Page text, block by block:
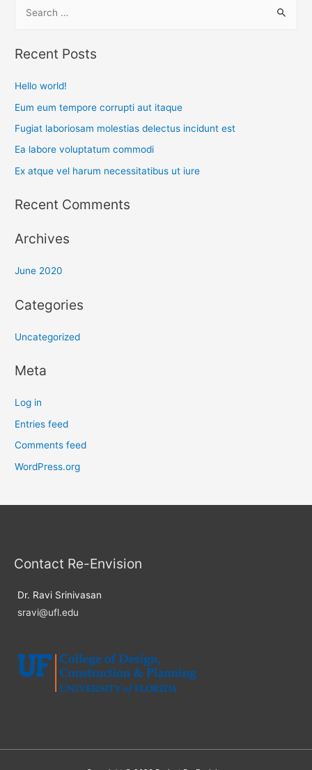
r
o
r
:
Recent Posts
Hello world!
Eum eum tempore corrupti aut itaque
Fugiat laboriosam molestias delectus incidunt est
Ea labore voluptatum commodi
Ex atque vel harum necessitatibus ut iure
Recent Comments
Archives
June 2020
Categories
Uncategorized
Meta
Log in
Entries feed
Comments feed
WordPress.org
Contact Re-Envision
Dr. Ravi Srinivasan
sravi@ufl.edu